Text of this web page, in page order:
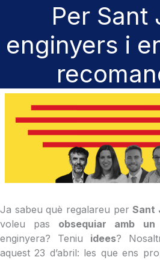
Per Sant
enginyers i
Ja sabeu què regalareu perSant
voleu pas obsequiar amb un
enginyera? Teniu idees?
aquest 23 d’abril: les que ens